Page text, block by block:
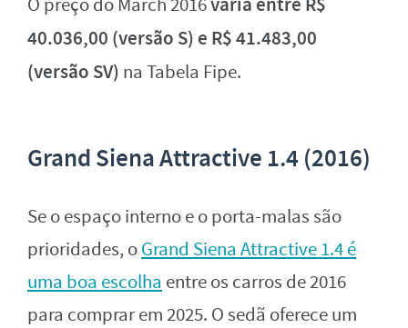
O preço do March 2016
40.036,00 (versão S) e R$ 41.483,00
(versão SV) na Tabela Fipe.
Grand Siena Attractive 1.4 (2016)
Se o espaço interno e o porta-malas são
prioridades, oGrand Siena Attractive 1.4 é
uma boa escolha entre os carros de 2016
para comprar em 2025. O sedã oferece um